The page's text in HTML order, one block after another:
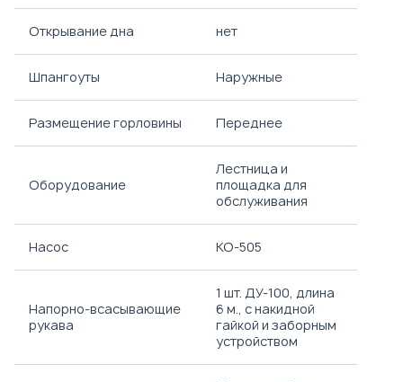
Открывание дна нет
Шпангоуты Наружные
Размещение горловины Переднее
Оборудование
Лестница и
площадка для
обслуживания
Насос КО-505
Напорно-всасывающие
рукава
1 шт. ДУ-100, длина
6 м., с накидной
гайкой и заборным
устройством